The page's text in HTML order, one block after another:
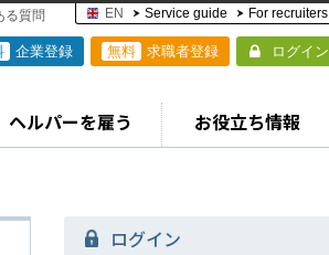
る質問
企業登録 無料 求職者登録 ログイン
EN Service guide For recruiters
ヘルパーを雇う お役立ち情報
ログイン